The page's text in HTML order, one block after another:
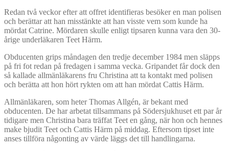
Redan två veckor efter att offret identifieras besöker en man polisen
och berättar att han misstänkte att han visste vem som kunde ha
mördat Catrine. Mördaren skulle enligt tipsaren kunna vara den 30-
årige underläkaren Teet Härm.
Obducenten grips måndagen den tredje december 1984 men släpps
på fri fot redan på fredagen i samma vecka. Gripandet får dock den
så kallade allmänläkarens fru Christina att ta kontakt med polisen
och berätta att hon hört rykten om att han mördat Cattis Härm.
Allmänläkaren, som heter Thomas Allgén, är bekant med
obducenten. De har arbetat tillsammans på Södersjukhuset ett par år
tidigare men Christina bara träffat Teet en gång, när hon och hennes
make bjudit Teet och Cattis Härm på middag. Eftersom tipset inte
anses tillföra någonting av värde läggs det till handlingarna.